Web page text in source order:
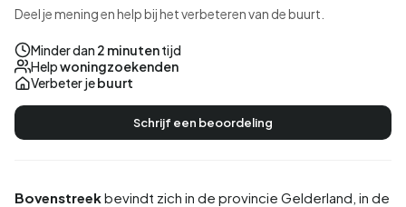
Bovenstreekbevindt zich in de provincie Gelderland , in de
Deel je mening en help bij het verbeteren van de buurt.
Minder dan 2 minutentijd
Helpwoningzoekenden
Verbeter jebuurt
Schrijf een beoordeling